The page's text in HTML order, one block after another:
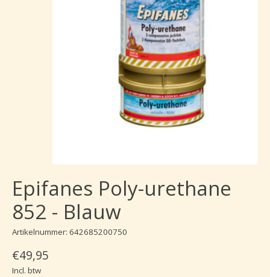
Epifanes Poly-urethane
852 - Blauw
Artikelnummer: 642685200750
€49,95
Incl. btw